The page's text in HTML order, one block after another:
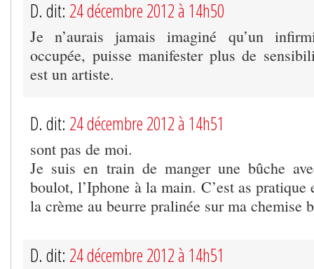
D. dit: 24 décembre 2012 à 14h50
Je n’aurais jamais imaginé qu’un
occupée, puisse manifester plus de
est un artiste.
D. dit: 24 décembre 2012 à 14h51
sont pas de moi.
Je suis en train de manger une bûche
boulot, l’Iphone à la main. C’est as
la crème au beurre pralinée sur ma chemise
D. dit: 24 décembre 2012 à 14h51